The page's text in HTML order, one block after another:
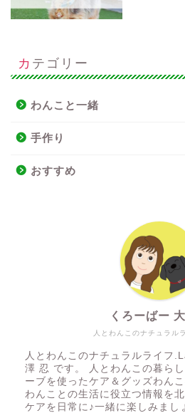
カテゴリー
わんこと一緒
手作り
おすすめ
人とわんこのナチュラル
くろーばー
人とわんこのナチュラルライフ
澤 忍 です。 人とわんこの暮ら
ーブを使ったケア＆グッズわん
わんことの生活に役立つ情報を
ケアを日常に♪一緒に楽しみまし